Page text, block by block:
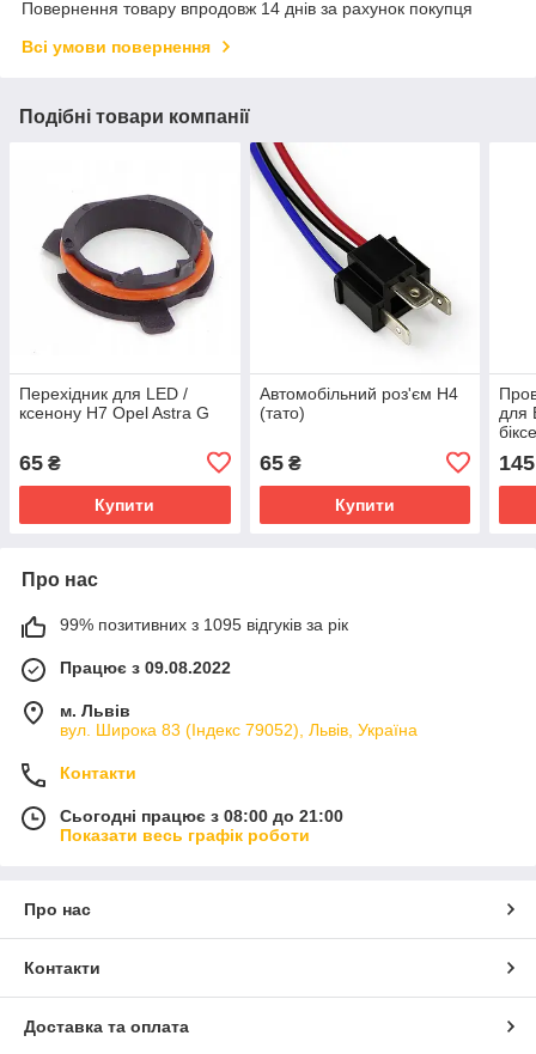
Повернення товару впродовж 14 днів за рахунок покупця
Всі умови повернення
Подібні товари компанії
Перехідник для LED /
ксенону H7 Opel Astra G
65 ₴
Купити
Автомобільний роз'єм H4
(тато)
65₴
Купити
для
145
Про нас
99% позитивних з 1095 відгуків за рік
Працює з 09.08.2022
м. Львів
вул. Широка 83 (Індекс 79052), Львів, Україна
Контакти
Сьогодні працює з 08:00 до 21:00
Показати весь графік роботи
Про нас
Контакти
Доставка та оплата